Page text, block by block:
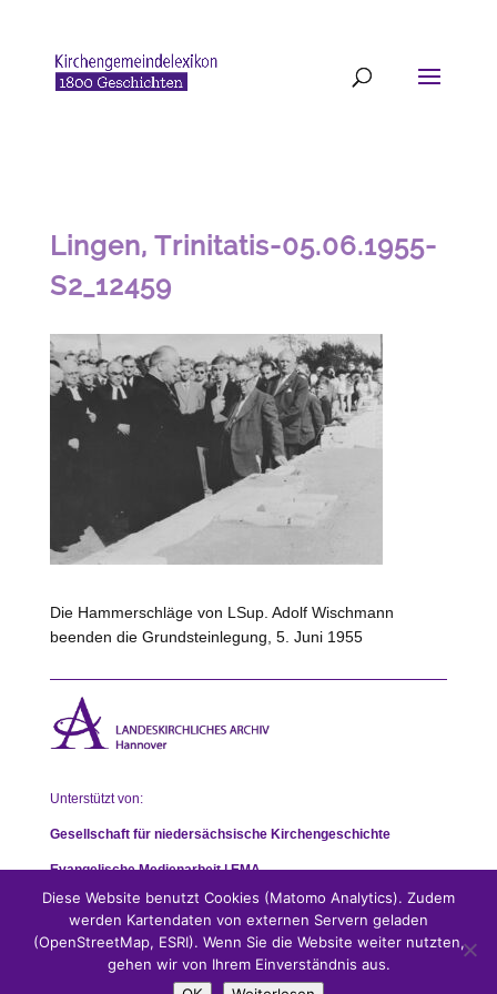
Lingen, Trinitatis-05.06.1955-
S2_12459
Die Hammerschläge von LSup. Adolf Wischmann
beenden die Grundsteinlegung, 5. Juni 1955
Unterstützt von:
Gesellschaft für niedersächsische Kirchengeschichte
Evangelische Medienarbeit | EMA
Diese Website benutzt Cookies (Matomo Analytics). Zudem
werden Kartendaten von externen Servern geladen
(OpenStreetMap, ESRI). Wenn Sie die Website weiter nutzten,
gehen wir von Ihrem Einverständnis aus.